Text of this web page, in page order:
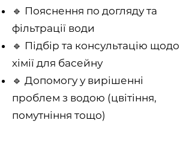
🔹 Пояснення по догляду та
фільтрації води
🔹 Підбір та консультацію щодо
хімії для басейну
🔹 Допомогу у вирішенні
проблем з водою (цвітіння,
помутніння тощо)